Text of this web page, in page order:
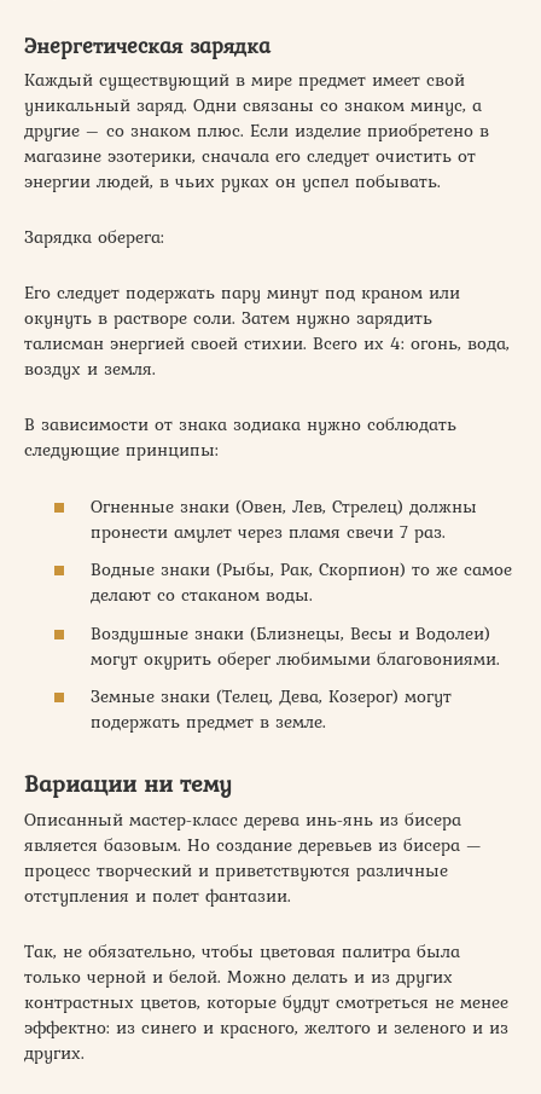
Энергетическая зарядка
Каждый существующий в мире предмет имеет свой
уникальный заряд. Одни связаны со знаком минус, а
другие – со знаком плюс. Если изделие приобретено в
магазине эзотерики, сначала его следует очистить от
энергии людей, в чьих руках он успел побывать.
Зарядка оберега:
Его следует подержать пару минут под краном или
окунуть в растворе соли. Затем нужно зарядить
талисман энергией своей стихии. Всего их 4: огонь, вода,
воздух и земля.
В зависимости от знака зодиака нужно соблюдать
следующие принципы:
Огненные знаки (Овен, Лев, Стрелец) должны
пронести амулет через пламя свечи 7 раз.
Водные знаки (Рыбы, Рак, Скорпион) то же самое
делают со стаканом воды.
Воздушные знаки (Близнецы, Весы и Водолеи)
могут окурить оберег любимыми благовониями.
Земные знаки (Телец, Дева, Козерог) могут
подержать предмет в земле.
Вариации ни тему
Описанный мастер-класс дерева инь-янь из бисера
является базовым. Но создание деревьев из бисера —
процесс творческий и приветствуются различные
отступления и полет фантазии.
Так, не обязательно, чтобы цветовая палитра была
только черной и белой. Можно делать и из других
контрастных цветов, которые будут смотреться не менее
эффектно: из синего и красного, желтого и зеленого и из
других.